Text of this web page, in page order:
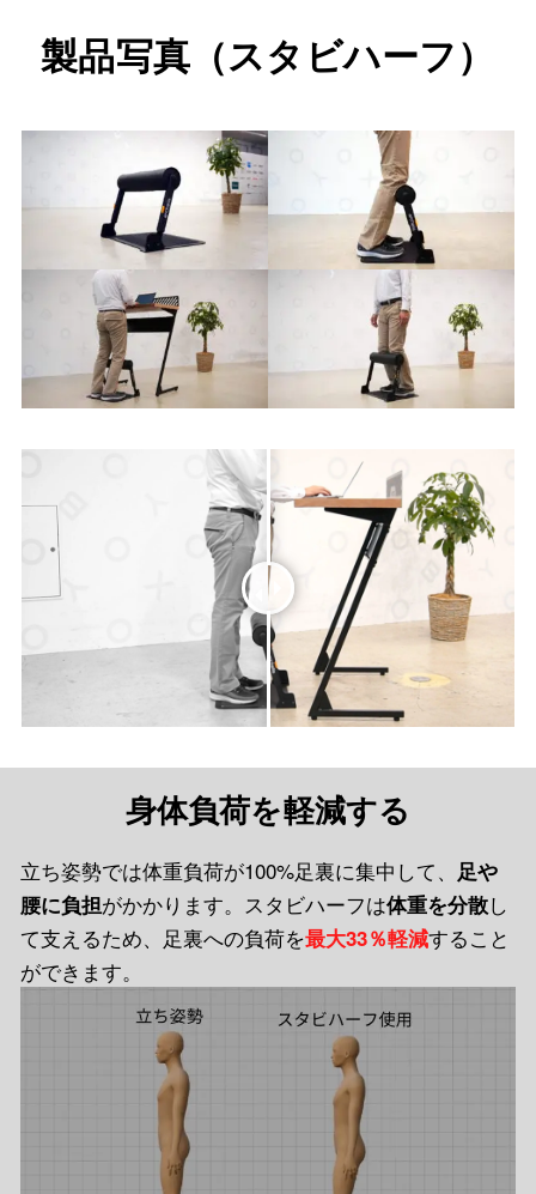
製品写真 （スタビハーフ）
身体負荷を軽減する
立ち姿勢では体重負荷が100%足裏に集中して、 足や
腰に負担がかかります。スタビハーフは体重を分散し
て支えるため、足裏への負荷を最大33％軽減すること
ができます。